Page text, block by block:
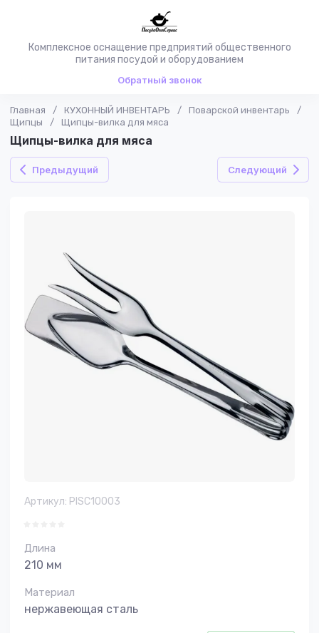
Комплексное оснащение предприятий общественного
питания посудой и оборудованием
Обратный звонок
Главная / КУХОННЫЙ ИНВЕНТАРЬ / Поварской инвентарь
/
Щипцы
/ Щипцы-вилка для мяса
Щипцы-вилка для мяса
Предыдущий Следующий
Артикул: PISC10003
Длина
210 мм
Материал
нержавеющая сталь